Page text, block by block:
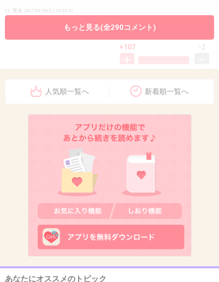
11. 匿名 2017/04/29(土) 10:53:41
未成年なら親は何してるんだろう？
+107 -2
2017/04/29(土) 10:53:55
+33
2017/04/29(土) 10:54:02
元ならこんな人いっぱいいるんじゃない？
+173
2017/04/29(土) 10:54:12
もっと見る(全290コメント)
人気順一覧へ 新着順一覧へ
あなたにオススメのトピック